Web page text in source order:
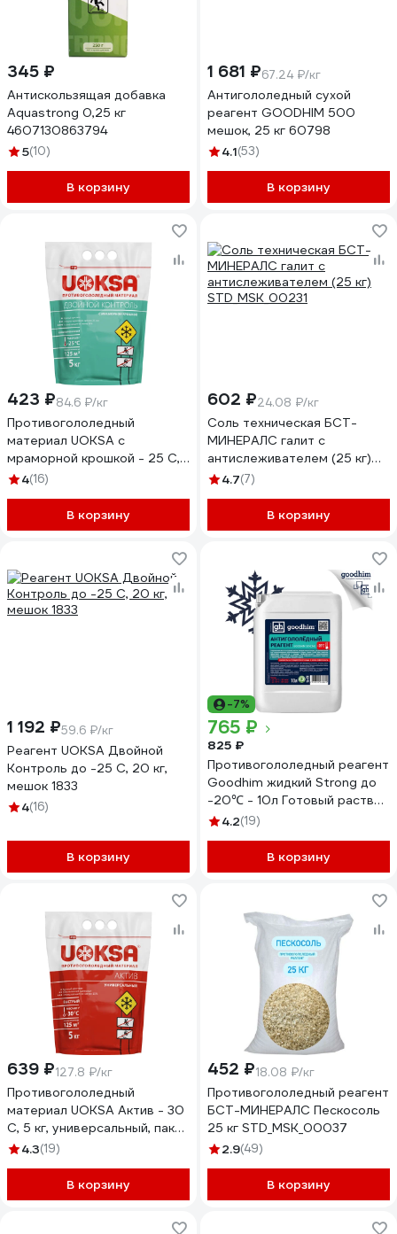
345 ₽
Антискользящая добавка
Aquastrong 0,25 кг
4607130863794
5(10)
В корзину
1 681 ₽67.24 ₽/кг
Антигололедный сухой
реагент GOODHIM 500
мешок, 25 кг 60798
4.1(53)
В корзину
423 ₽84.6 ₽/кг
Противогололедный
материал UOKSA с
мраморной крошкой - 25 C,
5 кг, пакет 2205
4(16)
В корзину
602 ₽24.08 ₽/кг
Соль техническая БСТ-
МИНЕРАЛС галит с
антислеживателем (25 кг)
STD_MSK_00231
4.7(7)
В корзину
1 192 ₽59.6 ₽/кг
Реагент UOKSA Двойной
Контроль до -25 С, 20 кг,
мешок 1833
4(16)
В корзину
-7%
765 ₽
825 ₽
Противогололедный реагент
Goodhim жидкий Strong до
-20℃ - 10л Готовый раствор
82329
4.2(19)
В корзину
639 ₽127.8 ₽/кг
Противогололедный
материал UOKSA Актив - 30
С, 5 кг, универсальный, пакет
1796
4.3(19)
В корзину
452 ₽18.08 ₽/кг
Противогололедный реагент
БСТ-МИНЕРАЛС Пескосоль
25 кг STD_MSK_00037
2.9(49)
В корзину